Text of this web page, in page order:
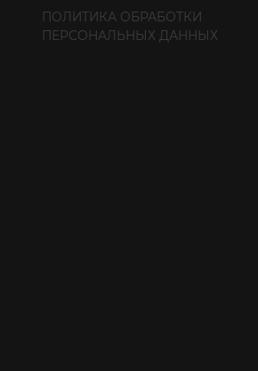
ПОЛИТИКА ОБРАБОТКИ
ПЕРСОНАЛЬНЫХ ДАННЫХ